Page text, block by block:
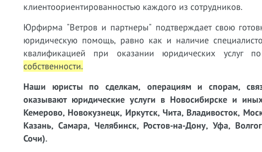
клиентоориентированностью каждого из сотрудников.
Юрфирма "Ветров и партнеры" подтверждает свою
юридическую помощь, равно как и наличие
квалификацией при оказании юридических услуг
собственности.
Наши юристы
по сделкам, операциям и спорам,
оказывают юридические услуги в Новосибирске и
Кемерово, Новокузнецк, Иркутск, Чита, Владивосток,
Казань, Самара, Челябинск, Ростов-на-Дону, Уфа,
Сочи).